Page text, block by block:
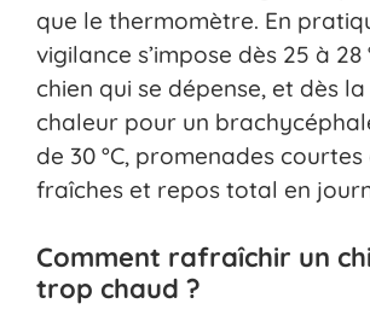
que le thermomètre. En
vigilance s’impose dès 25 à 28
chien qui se dépense, et dès
chaleur pour un
de 30 °C, promenades
fraîches et repos total en
Comment rafraîchir un
trop chaud ?